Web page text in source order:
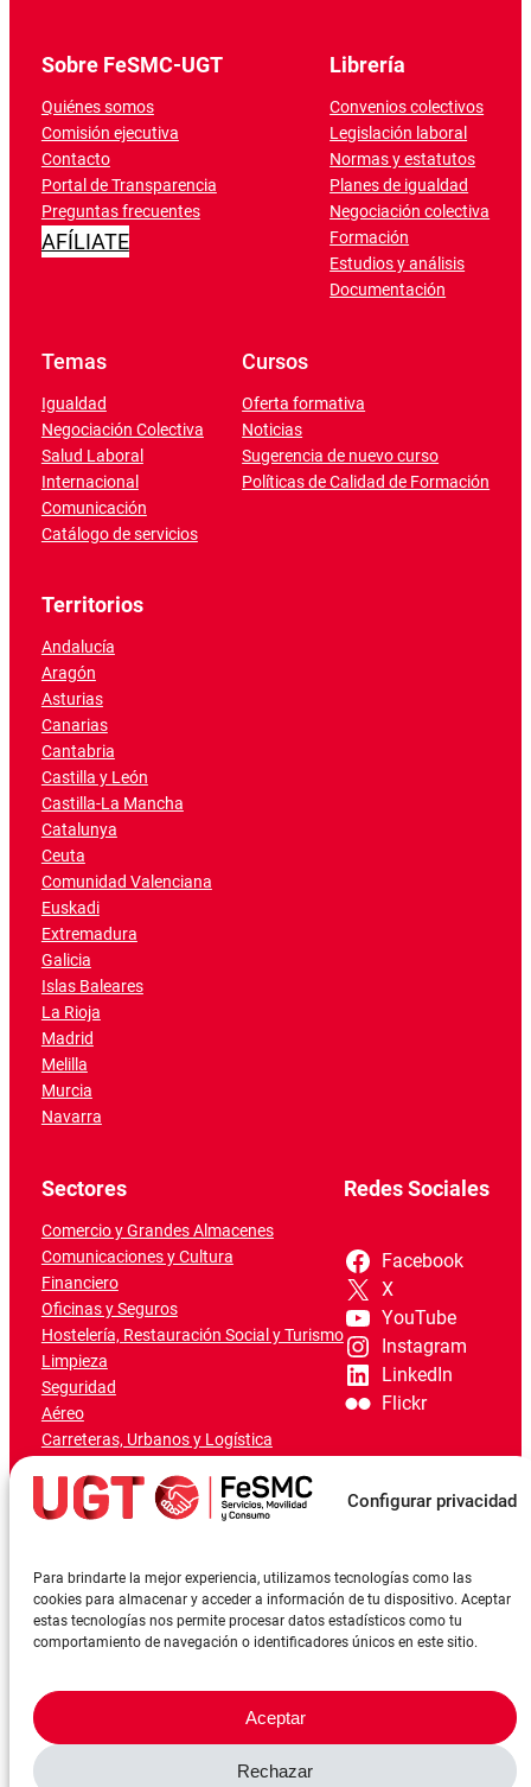
Configurar privacidad
Para brindarte la mejor experiencia, utilizamos tecnologías como las
cookies para almacenar y acceder a información de tu dispositivo. Aceptar
estas tecnologías nos permite procesar datos estadísticos como tu
comportamiento de navegación o identificadores únicos en este sitio.
Aceptar
Rechazar
Sobre FeSMC-UGT
Quiénes somos
Comisión ejecutiva
Contacto
Portal de Transparencia
Preguntas frecuentes
AFÍLIATE
Librería
Convenios colectivos
Legislación laboral
Normas y estatutos
Planes de igualdad
Negociación colectiva
Formación
Estudios y análisis
Documentación
Temas
Igualdad
Negociación Colectiva
Salud Laboral
Internacional
Comunicación
Catálogo de servicios
Cursos
Oferta formativa
Noticias
Sugerencia de nuevo curso
Políticas de Calidad de Formación
Territorios
Andalucía
Aragón
Asturias
Canarias
Cantabria
Castilla y León
Castilla-La Mancha
Catalunya
Ceuta
Comunidad Valenciana
Euskadi
Extremadura
Galicia
Islas Baleares
La Rioja
Madrid
Melilla
Murcia
Navarra
Sectores
Comercio y Grandes Almacenes
Comunicaciones y Cultura
Financiero
Oficinas y Seguros
Hostelería, Restauración Social y Turismo
Limpieza
Seguridad
Aéreo
Carreteras, Urbanos y Logística
Marítimo-Portuario
Redes Sociales
Facebook
X
YouTube
Instagram
LinkedIn
Flickr